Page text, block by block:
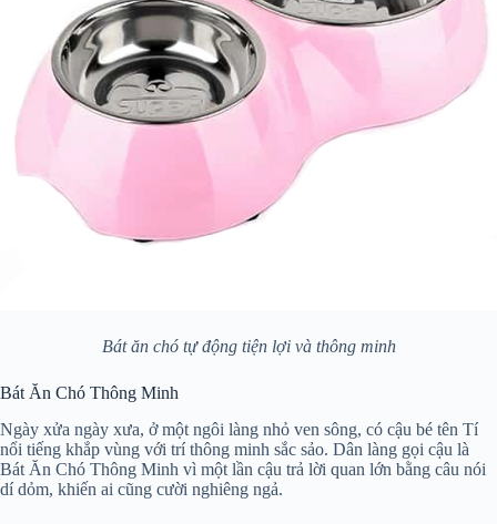
Bát ăn chó tự động tiện lợi và thông minh
Bát Ăn Chó Thông Minh
Ngày xửa ngày xưa, ở một ngôi làng nhỏ ven sông, có cậu bé tên Tí
nổi tiếng khắp vùng với trí thông minh sắc sảo. Dân làng gọi cậu là
Bát Ăn Chó Thông Minh vì một lần cậu trả lời quan lớn bằng câu nói
dí dỏm, khiến ai cũng cười nghiêng ngả.